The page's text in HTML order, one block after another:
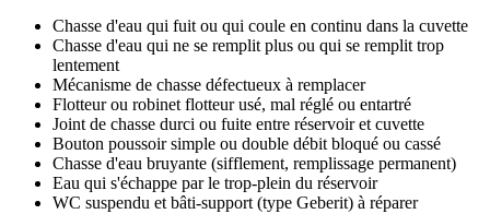
Chasse d'eau qui fuit ou qui coule en continu dans la cuvette
Chasse d'eau qui ne se remplit plus ou qui se remplit trop
lentement
Mécanisme de chasse défectueux à remplacer
Flotteur ou robinet flotteur usé, mal réglé ou entartré
Joint de chasse durci ou fuite entre réservoir et cuvette
Bouton poussoir simple ou double débit bloqué ou cassé
Chasse d'eau bruyante (sifflement, remplissage permanent)
Eau qui s'échappe par le trop-plein du réservoir
WC suspendu et bâti-support (type Geberit) à réparer